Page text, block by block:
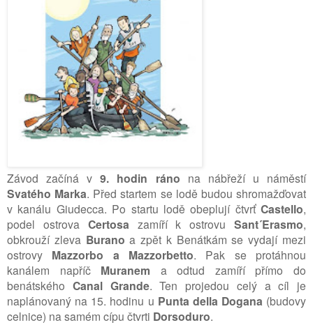
Závod začíná v 9. hodin ráno na nábřeží u náměstí
Svatého Marka. Před startem se lodě budou shromažďovat
v kanálu Giudecca. Po startu lodě obeplují čtvrť Castello,
podel ostrova Certosa zamíří k ostrovuSant´Erasmo,
obkrouží zleva Burano a zpět k Benátkám se vydají mezi
ostrovy Mazzorbo a Mazzorbetto. Pak se protáhnou
kanálem napříč Muranem a odtud zamíří přímo do
benátského Canal Grande. Ten projedou celý a cíl je
naplánovaný na 15. hodinu u Punta della Dogana (budovy
celnice) na samém cípu čtvrti Dorsoduro.